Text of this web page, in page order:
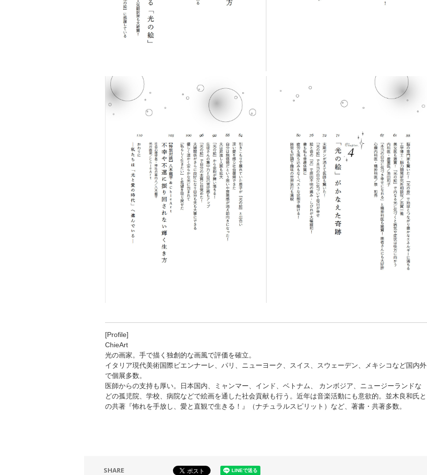
[Profile]
ChieArt
光の画家。手で描く独創的な画風で評価を確立。
イタリア現代美術国際ビエンナーレ、パリ、ニューヨーク、スイス、スウェーデン、メキシコなど国内外
で個展多数。
医師からの支持も厚い。日本国内、ミャンマー、インド、ベトナム、 カンボジア、ニュージーランドな
どの孤児院、学校、病院などで絵画を通した社会貢献も行う。近年は音楽活動にも意欲的。並木良和氏と
の共著『怖れを手放し、愛と直観で生きる！』（ナチュラルスピリット）など、著書・共著多数。
SHARE